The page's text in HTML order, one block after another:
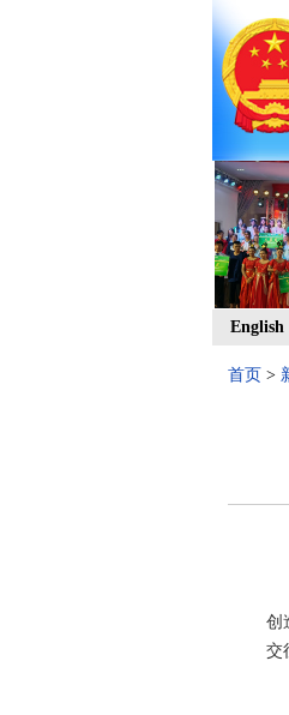
English
首页 >
创
交